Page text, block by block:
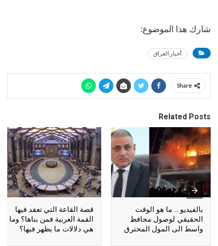
شارك هذا الموضوع:
أخبار العراق
Share
Related Posts
بالفيديو .. ما هو الوقت
الحقيقي لوصول محافظ
واسط الى المول المحترق
بالكوت؟
قصة القاعة التي تعقد فيها
القمة العربية فمن بناها؟ وما
هي دلالات ما يظهر فيها؟